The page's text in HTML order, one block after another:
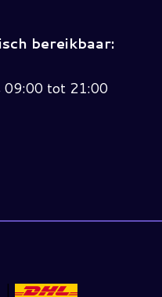
bereikbaar:
09:00 tot 21:00
|